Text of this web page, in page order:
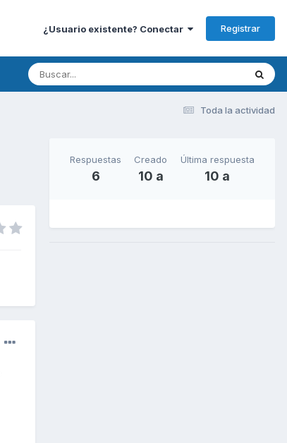
¿Usuario existente? Conectar Registrar
Toda la actividad
Respuestas
6
Creado
10 a
Última respuesta
10 a